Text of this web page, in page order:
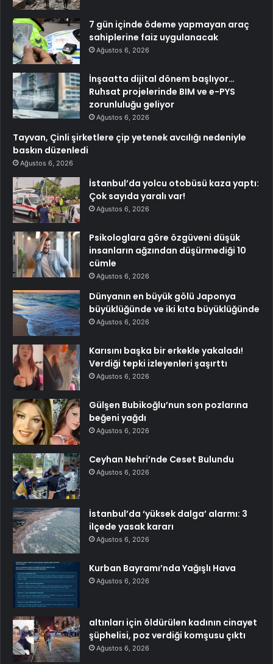
7 gün içinde ödeme yapmayan araç
sahiplerine faiz uygulanacak
Ağustos 6, 2026
İnşaatta dijital dönem başlıyor…
Ruhsat projelerinde BIM ve e-PYS
zorunluluğu geliyor
Ağustos 6, 2026
Tayvan, Çinli şirketlere çip yetenek avcılığı nedeniyle
baskın düzenledi
Ağustos 6, 2026
İstanbul’da yolcu otobüsü kaza yaptı:
Çok sayıda yaralı var!
Ağustos 6, 2026
Psikologlara göre özgüveni düşük
insanların ağzından düşürmediği 10
cümle
Ağustos 6, 2026
Dünyanın en büyük gölü Japonya
büyüklüğünde ve iki kıta büyüklüğünde
Ağustos 6, 2026
Karısını başka bir erkekle yakaladı!
Verdiği tepki izleyenleri şaşırttı
Ağustos 6, 2026
Gülşen Bubikoğlu’nun son pozlarına
beğeni yağdı
Ağustos 6, 2026
Ceyhan Nehri’nde Ceset Bulundu
Ağustos 6, 2026
İstanbul’da ‘yüksek dalga’ alarmı: 3
ilçede yasak kararı
Ağustos 6, 2026
Kurban Bayramı’nda Yağışlı Hava
Ağustos 6, 2026
altınları için öldürülen kadının cinayet
şüphelisi, poz verdiği komşusu çıktı
Ağustos 6, 2026